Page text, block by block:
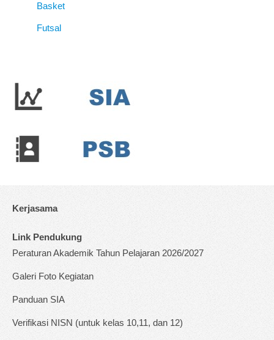
Basket
Futsal
Kerjasama
Link Pendukung
Peraturan Akademik Tahun Pelajaran 2026/2027
Galeri Foto Kegiatan
Panduan SIA
Verifikasi NISN (untuk kelas 10,11, dan 12)